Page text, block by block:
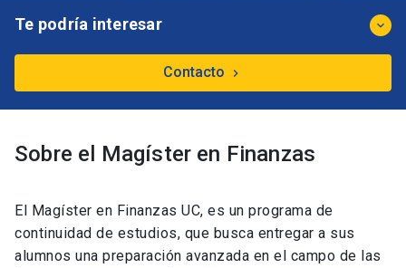
Te podría interesar keyboard_arrow_down
Estructura del programa
Testimonios
Contacto keyboard_arrow_right
Sobre el Magíster en Finanzas
El Magíster en Finanzas UC, es un programa de
continuidad de estudios, que busca entregar a sus
alumnos una preparación avanzada en el campo de las